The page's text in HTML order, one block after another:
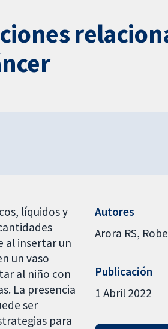
líquidos y
al insertar un
un vaso
al niño con
La presencia
ser
para
Autores
Arora RS
Publicación
1 Abril 2022